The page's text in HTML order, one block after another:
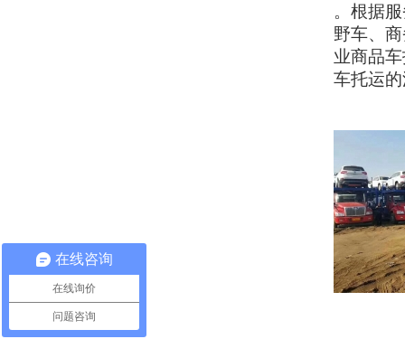
。根据
野车、
业商品
车托运
在线咨询
在线询价
问题咨询